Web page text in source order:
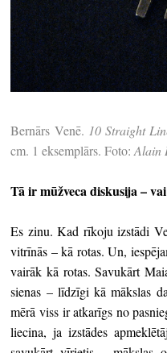
Bernārs Venē. 10 Straight
cm. 1 eksemplārs. Foto:Alain
Tā ir mūžveca diskusija –
Es zinu. Kad rīkoju izstādi
vitrīnās – kā rotas. Un,
vairāk kā rotas. Savukārt
sienas – līdzīgi kā mākslas
mērā viss ir atkarīgs no
liecina, ja izstādes